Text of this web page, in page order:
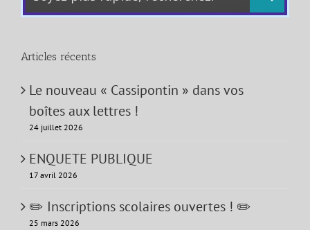
Articles récents
Le nouveau « Cassipontin » dans vos
boîtes aux lettres !
24 juillet 2026
ENQUETE PUBLIQUE
17 avril 2026
✏️ Inscriptions scolaires ouvertes ! ✏️
25 mars 2026